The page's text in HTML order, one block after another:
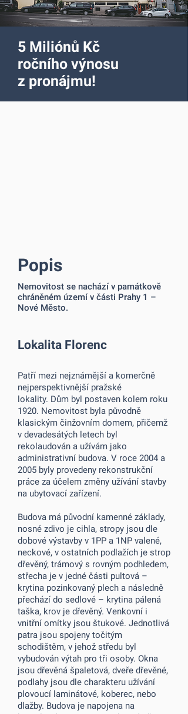
5 Miliónů Kč
ročního výnosu
z pronájmu!
Popis
Nemovitost se nachází v památkově
chráněném území v části Prahy 1 –
Nové Město.
Lokalita Florenc
Patří mezi nejznámější a komerčně
nejperspektivnější pražské
lokality. Dům byl postaven kolem roku
1920. Nemovitost byla původně
klasickým činžovním domem, přičemž
v devadesátých letech byl
rekolaudován a užívám jako
administrativní budova. V roce 2004 a
2005 byly provedeny rekonstrukční
práce za účelem změny užívání stavby
na ubytovací zařízení.
Budova má původní kamenné základy,
nosné zdivo je cihla, stropy jsou dle
dobové výstavby v 1PP a 1NP valené,
neckové, v ostatních podlažích je strop
dřevěný, trámový s rovným podhledem,
střecha je v jedné části pultová –
krytina pozinkovaný plech a následně
přechází do sedlové – krytina pálená
taška, krov je dřevěný. Venkovní i
vnitřní omítky jsou štukové. Jednotlivá
patra jsou spojeny točitým
schodištěm, v jehož středu byl
vybudován výtah pro tři osoby. Okna
jsou dřevěná špaletová, dveře dřevěné,
podlahy jsou dle charakteru užívání
plovoucí laminátové, koberec, nebo
dlažby. Budova je napojena na